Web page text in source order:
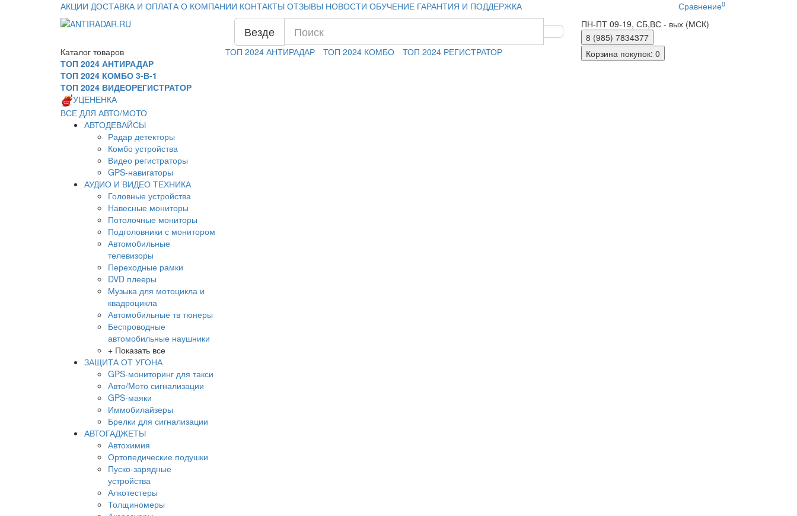
АКЦИИ ДОСТАВКА И ОПЛАТА О КОМПАНИИ КОНТАКТЫ ОТЗЫВЫ НОВОСТИ ОБУЧЕНИЕ ГАРАНТИЯ И ПОДДЕРЖКА Сравнение0
Везде
ПН-ПТ 09-19, СБ,ВС - вых (МСК)
8 (985) 7834377
Каталог товаров
ТОП 2024 АНТИРАДАР
ТОП 2024 КОМБО 3-В-1
ТОП 2024 ВИДЕОРЕГИСТРАТОР
УЦЕНЕНКА
ВСЕ ДЛЯ АВТО/МОТО
АВТОДЕВАЙСЫ
Радар детекторы
Комбо устройства
Видео регистраторы
GPS-навигаторы
АУДИО И ВИДЕО ТЕХНИКА
Головные устройства
Навесные мониторы
Потолочные мониторы
Подголовники с монитором
Автомобильные
телевизоры
Переходные рамки
DVD плееры
Музыка для мотоцикла и
квадроцикла
Автомобильные тв тюнеры
Беспроводные
автомобильные наушники
+ Показать все
ЗАЩИТА ОТ УГОНА
GPS-мониторинг для такси
Авто/Мото сигнализации
GPS-маяки
Иммобилайзеры
Брелки для сигнализации
АВТОГАДЖЕТЫ
Автохимия
Ортопедические подушки
Пуско-зарядные
устройства
Алкотестеры
Толщиномеры
ТОП 2024 АНТИРАДАР ТОП 2024 КОМБО ТОП 2024 РЕГИСТРАТОР Корзинапокупок: 0